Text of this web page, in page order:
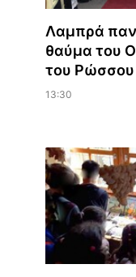
Λαμπρά
θαύμα του
του Ρώσσου
13:30